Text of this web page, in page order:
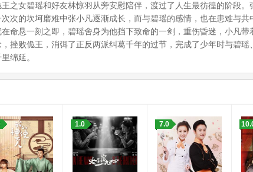
之女碧瑶和好友林惊羽从旁安慰陪伴，渡过了人生最彷徨的阶段。
的坎坷磨难中张小凡逐渐成长，而与碧瑶的感情，也在患难与共
命悬一刻之即，碧瑶舍身为他挡下致命的一剑，重伤昏迷，小凡带
挫败佹王，消弭了正反两派纠葛千年的过节，完成了少年时与碧瑶
绵延。
1.0 7.0